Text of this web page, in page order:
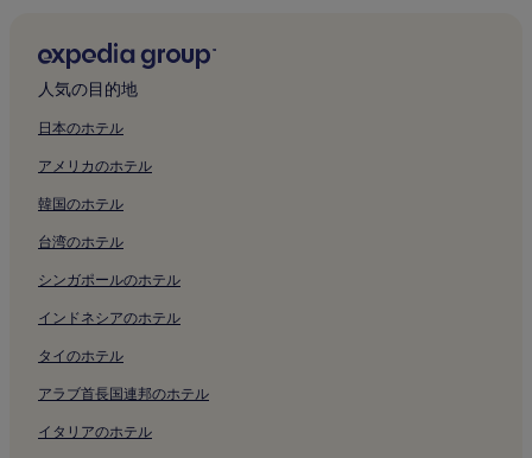
人気の目的地
日本のホテル
アメリカのホテル
韓国のホテル
台湾のホテル
シンガポールのホテル
インドネシアのホテル
タイのホテル
アラブ首長国連邦のホテル
イタリアのホテル